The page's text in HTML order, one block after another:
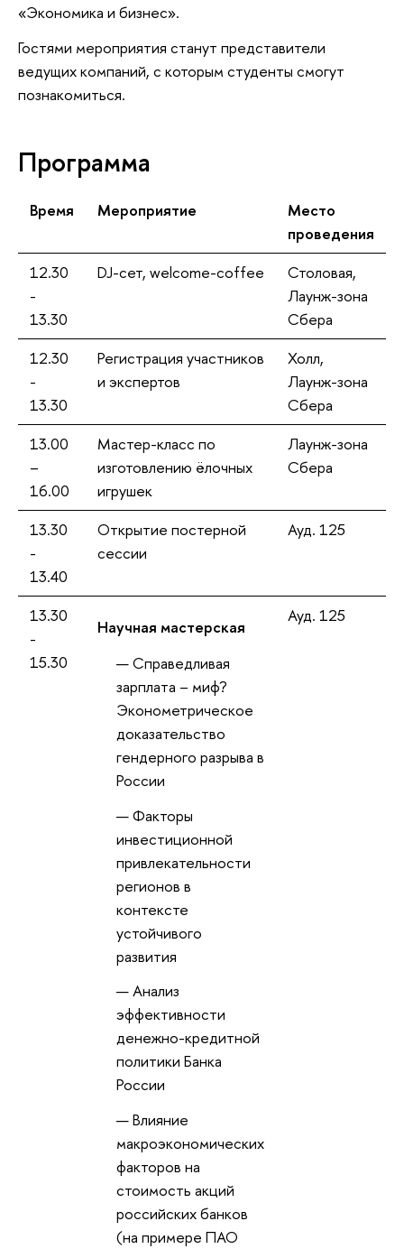
«Экономика и бизнес».
Гостями мероприятия станут представители
едущих компаний, с которым студенты смогут
познакомиться.
Программа
ремя Мероприятие
Место
проведения
12.30
-
13.30
DJ-сет, welcome-coffee
Столовая,
Лаунж-зона
Сбера
12.30
-
13.30
Регистрация участнико
и эксперто
Холл,
Лаунж-зона
Сбера
13.00
–
16.00
Мастер-класс по
изготовлению ёлочных
игрушек
Лаунж-зона
Сбера
13.30
-
13.40
Открытие постерной
сессии
Ауд. 125
13.30
-
15.30
Научная мастерская
Справедливая
зарплата – миф?
Эконометрическое
доказательство
ендерного разрыва
России
Факторы
инвестиционной
привлекательности
регионо
контексте
устойчивого
развития
Анализ
эффективности
денежно-кредитной
политики Банка
России
лияние
макроэкономических
факторов на
стоимость акций
российских банко
(на примере ПАО
Ауд. 125